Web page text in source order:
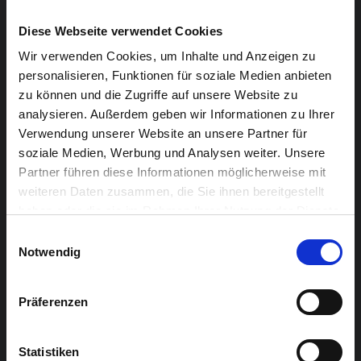
Diese Webseite verwendet Cookies
Wir verwenden Cookies, um Inhalte und Anzeigen zu
personalisieren, Funktionen für soziale Medien anbieten
zu können und die Zugriffe auf unsere Website zu
analysieren. Außerdem geben wir Informationen zu Ihrer
Verwendung unserer Website an unsere Partner für
soziale Medien, Werbung und Analysen weiter. Unsere
Partner führen diese Informationen möglicherweise mit
weiteren Daten zusammen, die Sie ihnen bereitgestellt
Notwendig
Präferenzen
Statistiken
Felten
Pempelfort (Deutsch)
Licht: Jonas Rüter
Übersetzung:Christian Klinkenberg, Hugh
Featherstone
Das Orchester:
Philip Gerschlauer (Berlin): Saxophon
Klarinette